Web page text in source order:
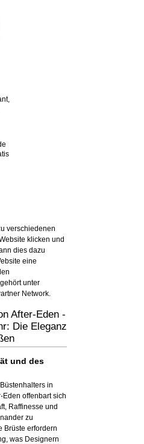
verschiedenen
klicken und
dies dazu
eine
unter
Network.
After-Eden -
Die Eleganz
und des
in
Eden offenbart sich
Raffinesse und
zu
Brüste erfordern
was Designern